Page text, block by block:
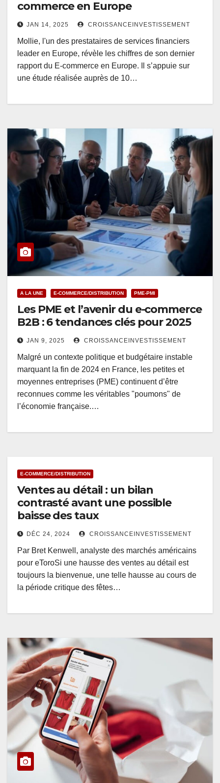
commerce en Europe
JAN 14, 2025 CROISSANCEINVESTISSEMENT
Mollie, l'un des prestataires de services financiers
leader en Europe, révèle les chiffres de son dernier
rapport du E-commerce en Europe. Il s’appuie sur
une étude réalisée auprès de 10…
A LA UNE E-COMMERCE/DISTRIBUTION PME-PMI
Les PME et l’avenir du e-commerce
B2B : 6 tendances clés pour 2025
JAN 9, 2025 CROISSANCEINVESTISSEMENT
Malgré un contexte politique et budgétaire instable
marquant la fin de 2024 en France, les petites et
moyennes entreprises (PME) continuent d’être
reconnues comme les véritables "poumons" de
l’économie française.…
E-COMMERCE/DISTRIBUTION
Ventes au détail : un bilan
contrasté avant une possible
baisse des taux
DÉC 24, 2024 CROISSANCEINVESTISSEMENT
Par Bret Kenwell, analyste des marchés américains
pour eToroSi une hausse des ventes au détail est
toujours la bienvenue, une telle hausse au cours de
la période critique des fêtes…